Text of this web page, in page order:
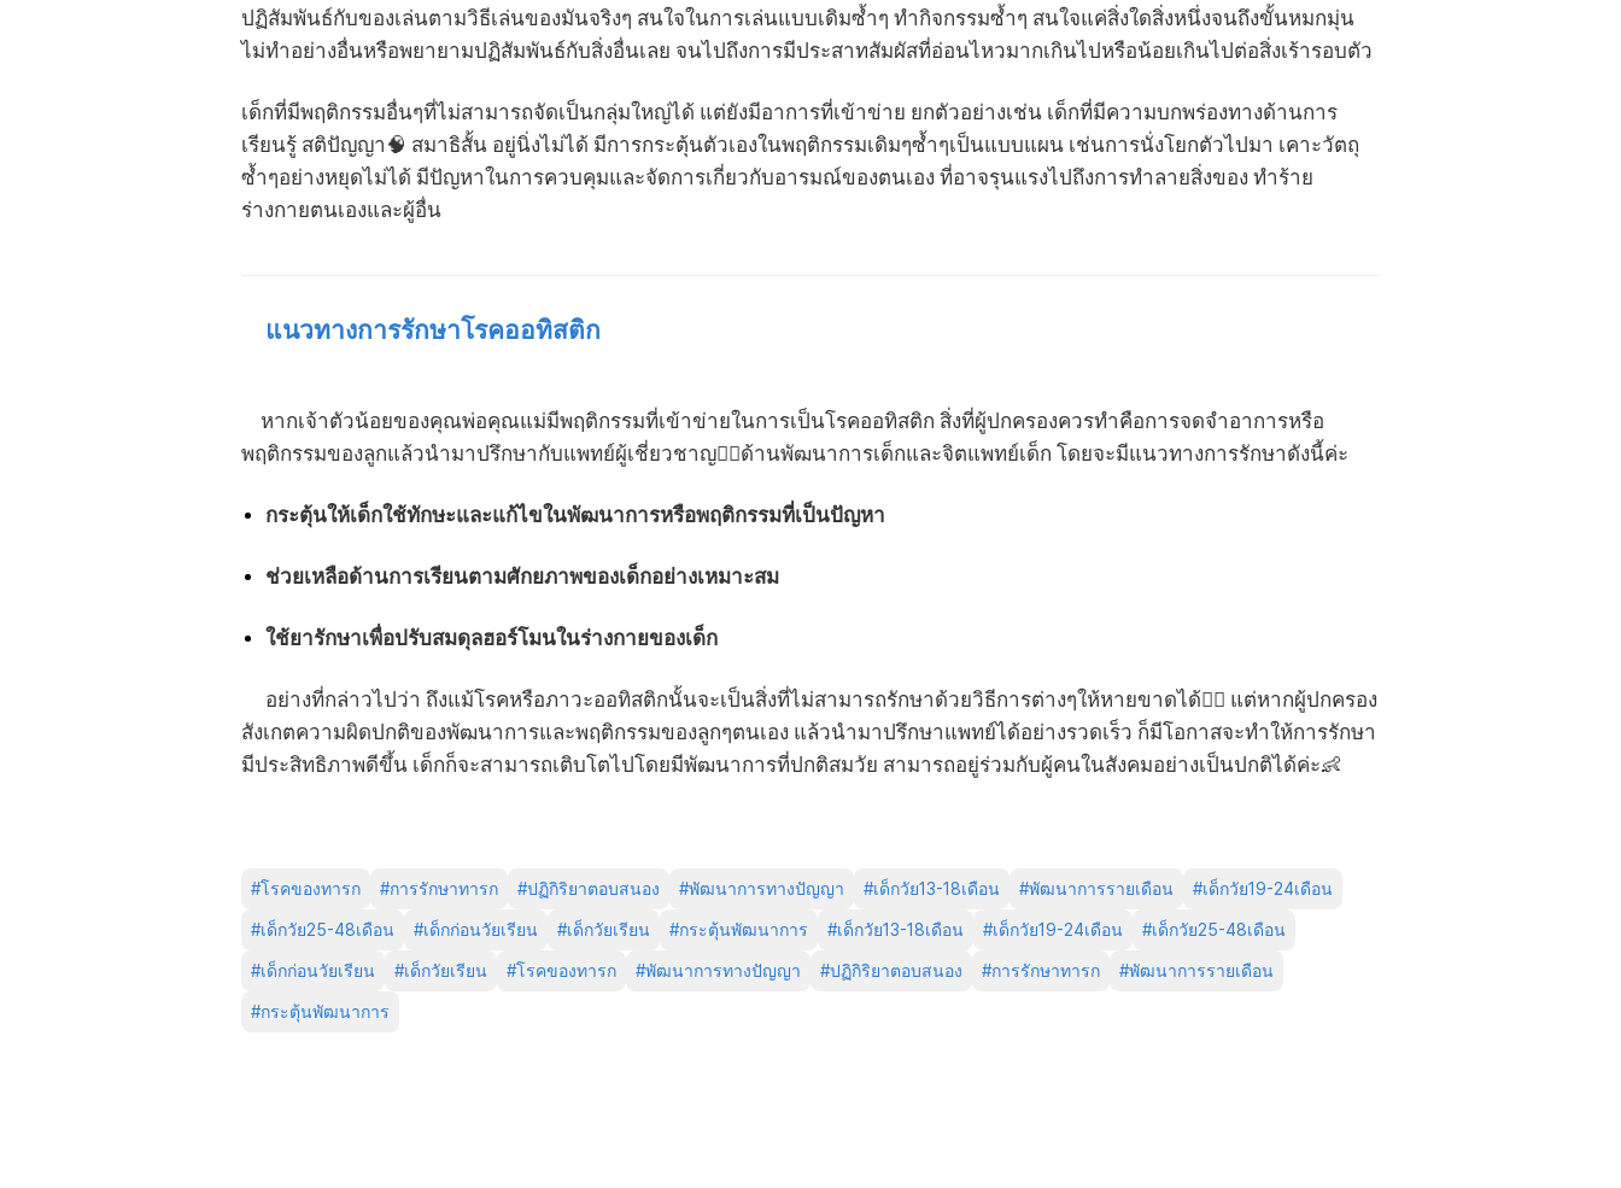
ปฏิสัมพันธ์กับของเล่นตามวิธีเล่นของมันจริงๆ สนใจในการเล่นแบบเดิมซ้ำๆ ทำกิจกรรมซ้ำๆ สนใจแค่สิ่งใดสิ่งหนึ่งจนถึงขั้นหมกมุ่น
ไม่ทำอย่างอื่นหรือพยายามปฏิสัมพันธ์กับสิ่งอื่นเลย จนไปถึงการมีประสาทสัมผัสที่อ่อนไหวมากเกินไปหรือน้อยเกินไปต่อสิ่งเร้ารอบตัว
เด็กที่มีพฤติกรรมอื่นๆที่ไม่สามารถจัดเป็นกลุ่มใหญ่ได้ แต่ยังมีอาการที่เข้าข่าย ยกตัวอย่างเช่น เด็กที่มีความบกพร่องทางด้านการ
เรียนรู้ สติปัญญา🧠 สมาธิสั้น อยู่นิ่งไม่ได้ มีการกระตุ้นตัวเองในพฤติกรรมเดิมๆซ้ำๆเป็นแบบแผน เช่นการนั่งโยกตัวไปมา เคาะวัตถุ
ซ้ำๆอย่างหยุดไม่ได้ มีปัญหาในการควบคุมและจัดการเกี่ยวกับอารมณ์ของตนเอง ที่อาจรุนแรงไปถึงการทำลายสิ่งของ ทำร้าย
ร่างกายตนเองและผู้อื่น
แนวทางการรักษาโรคออทิสติก
หากเจ้าตัวน้อยของคุณพ่อคุณแม่มีพฤติกรรมที่เข้าข่ายในการเป็นโรคออทิสติก สิ่งที่ผู้ปกครองควรทำคือการจดจำอาการหรือ
พฤติกรรมของลูกแล้วนำมาปรึกษากับแพทย์ผู้เชี่ยวชาญ👩‍⚕️ด้านพัฒนาการเด็กและจิตแพทย์เด็ก โดยจะมีแนวทางการรักษาดังนี้ค่ะ
กระตุ้นให้เด็กใช้ทักษะและแก้ไขในพัฒนาการหรือพฤติกรรมที่เป็นปัญหา
ช่วยเหลือด้านการเรียนตามศักยภาพของเด็กอย่างเหมาะสม
ใช้ยารักษาเพื่อปรับสมดุลฮอร์โมนในร่างกายของเด็ก
อย่างที่กล่าวไปว่า ถึงแม้โรคหรือภาวะออทิสติกนั้นจะเป็นสิ่งที่ไม่สามารถรักษาด้วยวิธีการต่างๆให้หายขาดได้🙅‍♀️ แต่หากผู้ปกครอง
สังเกตความผิดปกติของพัฒนาการและพฤติกรรมของลูกๆตนเอง แล้วนำมาปรึกษาแพทย์ได้อย่างรวดเร็ว ก็มีโอกาสจะทำให้การรักษา
มีประสิทธิภาพดีขึ้น เด็กก็จะสามารถเติบโตไปโดยมีพัฒนาการที่ปกติสมวัย สามารถอยู่ร่วมกับผู้คนในสังคมอย่างเป็นปกติได้ค่ะ👶
#โรคของทารก #การรักษาทารก #ปฏิกิริยาตอบสนอง #พัฒนาการทางปัญญา #เด็กวัย13-18เดือน #พัฒนาการรายเดือน #เด็กวัย19-24เดือน
#เด็กวัย25-48เดือน #เด็กก่อนวัยเรียน #เด็กวัยเรียน #กระตุ้นพัฒนาการ #เด็กวัย13-18เดือน #เด็กวัย19-24เดือน #เด็กวัย25-48เดือน
#เด็กก่อนวัยเรียน #เด็กวัยเรียน #โรคของทารก #พัฒนาการทางปัญญา #ปฏิกิริยาตอบสนอง #การรักษาทารก #พัฒนาการรายเดือน
#กระตุ้นพัฒนาการ